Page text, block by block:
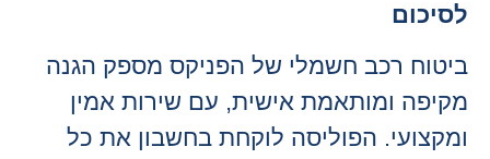
לסיכום
ביטוח רכב חשמלי של הפניקס מספק הגנה
מקיפה ומותאמת אישית, עם שירות אמין
ומקצועי. הפוליסה לוקחת בחשבון את כל